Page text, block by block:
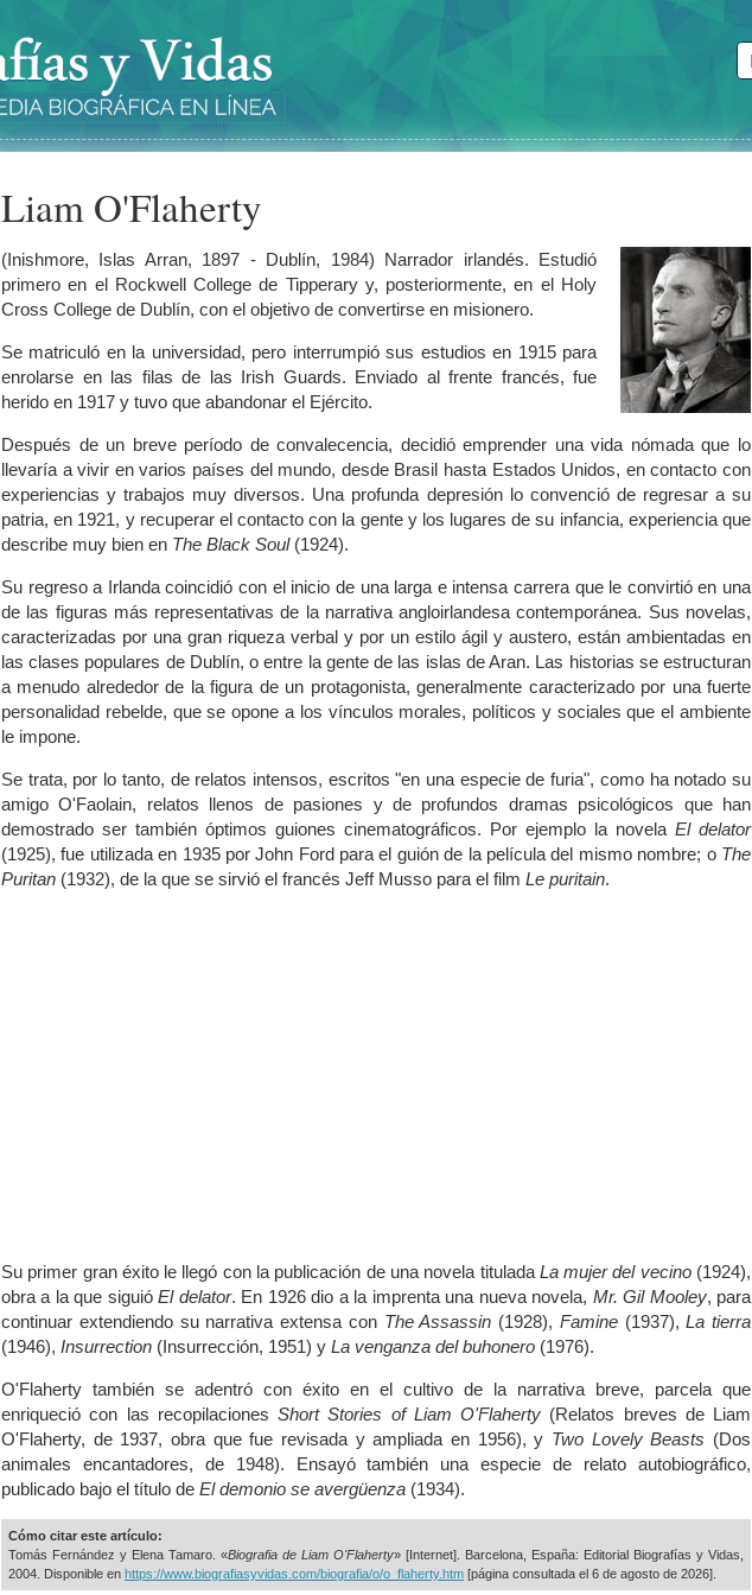
Liam O'Flaherty
(Inishmore, Islas Arran, 1897 - Dublín, 1984) Narrador irlandés. Estudió
primero en el Rockwell College de Tipperary y, posteriormente, en el Holy
Cross College de Dublín, con el objetivo de convertirse en misionero.
Se matriculó en la universidad, pero interrumpió sus estudios en 1915 para
enrolarse en las filas de las Irish Guards. Enviado al frente francés, fue
herido en 1917 y tuvo que abandonar el Ejército.
Después de un breve período de convalecencia, decidió emprender una vida nómada que lo
llevaría a vivir en varios países del mundo, desde Brasil hasta Estados Unidos, en contacto con
experiencias y trabajos muy diversos. Una profunda depresión lo convenció de regresar a su
patria, en 1921, y recuperar el contacto con la gente y los lugares de su infancia, experiencia que
describe muy bien en The Black Soul(1924).
Su regreso a Irlanda coincidió con el inicio de una larga e intensa carrera que le convirtió en una
de las figuras más representativas de la narrativa angloirlandesa contemporánea. Sus novelas,
caracterizadas por una gran riqueza verbal y por un estilo ágil y austero, están ambientadas en
las clases populares de Dublín, o entre la gente de las islas de Aran. Las historias se estructuran
a menudo alrededor de la figura de un protagonista, generalmente caracterizado por una fuerte
personalidad rebelde, que se opone a los vínculos morales, políticos y sociales que el ambiente
le impone.
Se trata, por lo tanto, de relatos intensos, escritos "en una especie de furia", como ha notado su
amigo O'Faolain, relatos llenos de pasiones y de profundos dramas psicológicos que han
demostrado ser también óptimos guiones cinematográficos. Por ejemplo la novela El delator
(1925), fue utilizada en 1935 por John Ford para el guión de la película del mismo nombre; o The
Puritan (1932), de la que se sirvió el francés Jeff Musso para el film Le puritain.
Su primer gran éxito le llegó con la publicación de una novela titulada La mujer del vecino(1924),
obra a la que siguióEl delator. En 1926 dio a la imprenta una nueva novela, Mr. Gil Mooley, para
continuar extendiendo su narrativa extensa con The Assassin (1928), Famine(1937),La tierra
(1946), Insurrection (Insurrección, 1951) y La venganza del buhonero (1976).
O'Flaherty también se adentró con éxito en el cultivo de la narrativa breve, parcela que
enriqueció con las recopilaciones Short Stories of Liam O'Flaherty (Relatos breves de Liam
O'Flaherty, de 1937, obra que fue revisada y ampliada en 1956), y Two Lovely Beasts (Dos
animales encantadores, de 1948). Ensayó también una especie de relato autobiográfico,
publicado bajo el título de El demonio se avergüenza (1934).
Cómo citar este artículo:
Tomás Fernández y Elena Tamaro. «Biografia de Liam O'Flaherty» [Internet]. Barcelona, España: Editorial Biografías y Vidas,
2004. Disponible en https://www.biografiasyvidas.com/biografia/o/o_flaherty.htm [página consultada el 6 de agosto de 2026].